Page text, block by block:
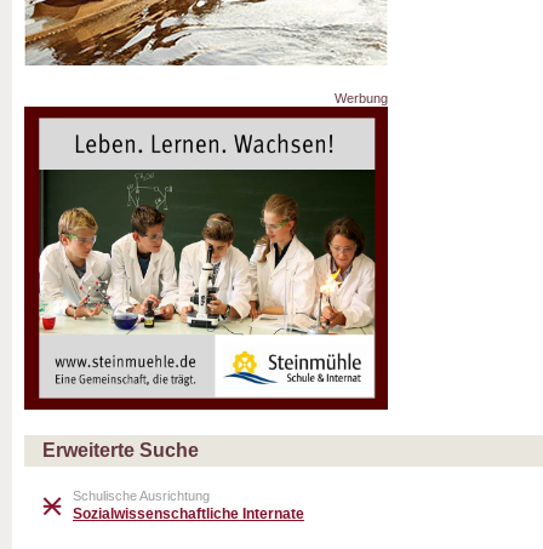
Werbung
Erweiterte Suche
Schulische Ausrichtung
Sozialwissenschaftliche Internate